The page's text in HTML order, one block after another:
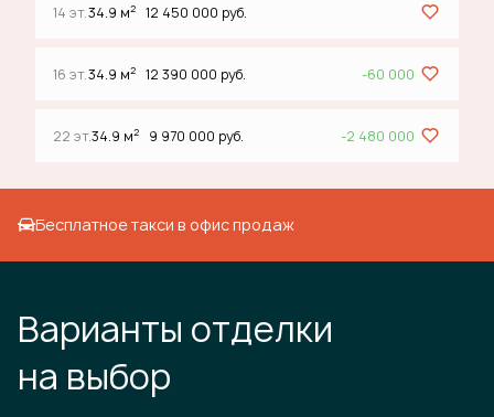
14 эт.34.9 м2 12 450 000 руб.
16 эт.34.9 м2 12 390 000 руб. -60 000
22 эт.34.9 м2 9 970 000 руб. -2 480 000
Бесплатное такси в офис продаж
Варианты отделки
на выбор